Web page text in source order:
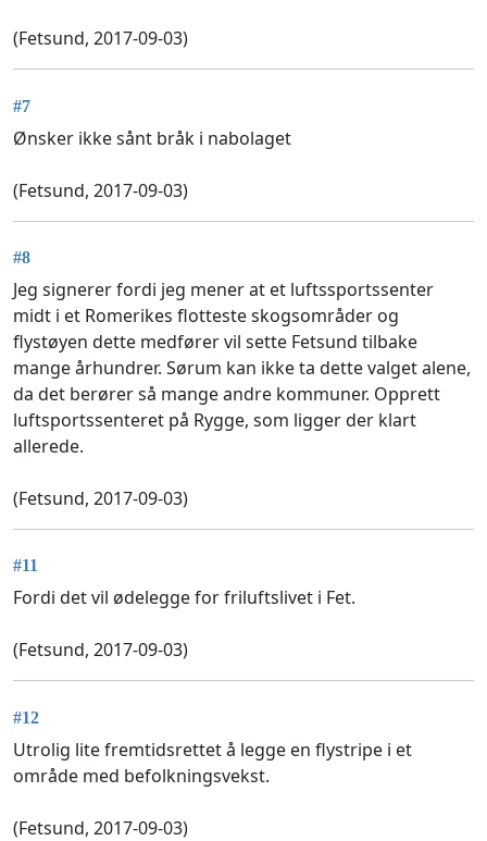
(Fetsund, 2017-09-03)
#7
Ønsker ikke sånt bråk i nabolaget
(Fetsund, 2017-09-03)
#8
Jeg signerer fordi jeg mener at et luftssportssenter
midt i et Romerikes flotteste skogsområder og
flystøyen dette medfører vil sette Fetsund tilbake
mange århundrer. Sørum kan ikke ta dette valget alene,
da det berører så mange andre kommuner. Opprett
luftsportssenteret på Rygge, som ligger der klart
allerede.
(Fetsund, 2017-09-03)
#11
Fordi det vil ødelegge for friluftslivet i Fet.
(Fetsund, 2017-09-03)
#12
Utrolig lite fremtidsrettet å legge en flystripe i et
område med befolkningsvekst.
(Fetsund, 2017-09-03)